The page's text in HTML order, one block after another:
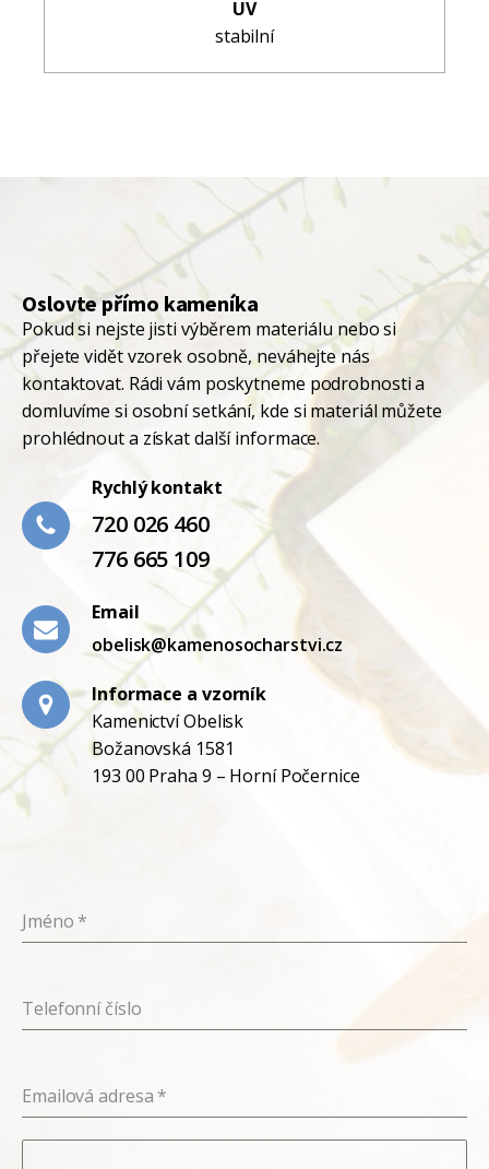
UV
stabilní
Oslovte přímo kameníka
Pokud si nejste jisti výběrem materiálu nebo si
přejete vidět vzorek osobně, neváhejte nás
kontaktovat. Rádi vám poskytneme podrobnosti a
domluvíme si osobní setkání, kde si materiál můžete
prohlédnout a získat další informace.
Rychlý kontakt
720 026 460
776 665 109
Email
obelisk@kamenosocharstvi.cz
Informace a vzorník
Kamenictví Obelisk
Božanovská 1581
193 00 Praha 9 – Horní Počernice
Jméno *
Telefonní číslo
Emailová adresa *